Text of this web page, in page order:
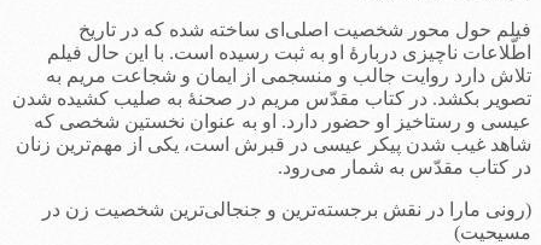
فیلم حول محور شخصیت اصلی‌ای ساخته شده که در تاریخ
اطّلاعات ناچیزی دربارۀ او به ثبت رسیده است. با این حال فیلم
تلاش دارد روایت جالب و منسجمی از ایمان و شجاعت مریم به
تصویر بکشد. در کتاب مقدّس مریم در صحنۀ به صلیب کشیده شدن
عیسی و رستاخیز او حضور دارد. او به عنوان نخستین شخصی که
شاهد غیب شدن پیکر عیسی در قبرش است، یکی از مهم‌ترین زنان
در کتاب مقدّس به شمار می‌رود.
(رونی مارا در نقش برجسته‌ترین و جنجالی‌ترین شخصیت زن در
مسیحیت)